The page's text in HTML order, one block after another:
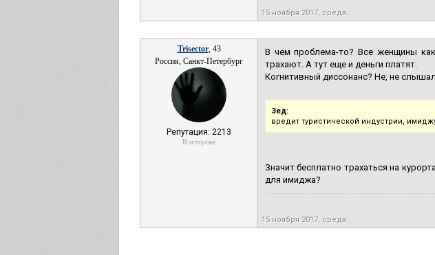
15 ноября 2017, среда
Trisector, 43
Россия, Санкт-Петербург
Репутация: 2213
В отпуске
В чем проблема-то? Все женщины
трахают. А тут еще и деньги платят.
Когнитивный диссонанс? Не, не
Зед:
вредит туристической индустрии,
Значит бесплатно трахаться на
для имиджа?
15 ноября 2017, среда